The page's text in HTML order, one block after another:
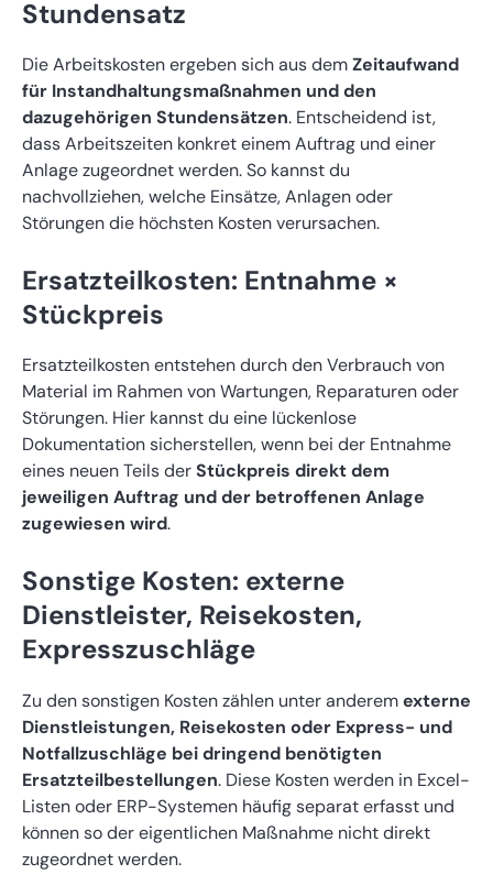
Stundensatz
Die Arbeitskosten ergeben sich aus demZeitaufwand
für Instandhaltungsmaßnahmen und den
dazugehörigen Stundensätzen. Entscheidend ist,
dass Arbeitszeiten konkret einem Auftrag und einer
Anlage zugeordnet werden. So kannst du
nachvollziehen, welche Einsätze, Anlagen oder
Störungen die höchsten Kosten verursachen.
Ersatzteilkosten: Entnahme ×
Stückpreis
Ersatzteilkosten entstehen durch den Verbrauch von
Material im Rahmen von Wartungen, Reparaturen oder
Störungen. Hier kannst du eine lückenlose
Dokumentation sicherstellen, wenn bei der Entnahme
eines neuen Teils derStückpreis direkt dem
jeweiligen Auftrag und der betroffenen Anlage
zugewiesen wird.
Sonstige Kosten: externe
Dienstleister, Reisekosten,
Expresszuschläge
Zu den sonstigen Kosten zählen unter anderemexterne
Dienstleistungen, Reisekosten oder Express- und
Notfallzuschläge bei dringend benötigten
Ersatzteilbestellungen. Diese Kosten werden in Excel-
Listen oder ERP-Systemen häufig separat erfasst und
können so der eigentlichen Maßnahme nicht direkt
zugeordnet werden.